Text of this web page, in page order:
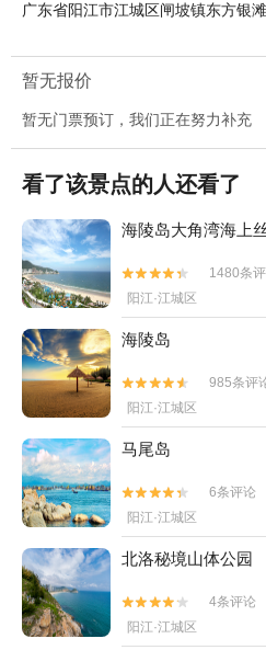
广东省阳江市江城区闸坡镇东方银滩
暂无报价
暂无门票预订，我们正在努力补充
看了该景点的人还看了
海陵岛大角湾海上


1480条
阳江·江城区
海陵岛


985条评
阳江·江城区
马尾岛


6条评论
阳江·江城区
北洛秘境山体公园


4条评论
阳江·江城区